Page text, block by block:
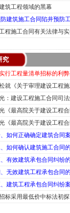
筑工程领域的黑幕
建筑施工合同陷井预防
程施工合同有关法律与
究
工程量清单招标的利弊
就《关于审理建设工程
：建设工程施工合同司
《最高院关于建设工程
《最高院关于建设工程
如何正确确定建筑合同
如何确认建筑施工合同
有效建筑承包合同纠纷
无效建筑工程承包合同
建筑工程承包合同纠纷
标采用最低价中标法初探